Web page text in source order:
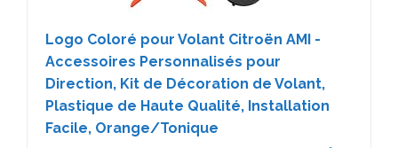
Logo Coloré pour Volant Citroën AMI -
Accessoires Personnalisés pour
Direction, Kit de Décoration de Volant,
Plastique de Haute Qualité, Installation
Facile, Orange/Tonique